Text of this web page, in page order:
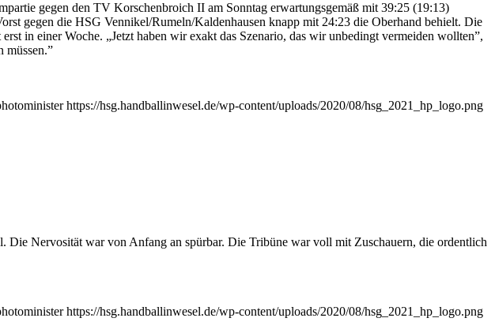
gegen den TV Korschenbroich II am Sonntag erwartungsgemäß mit 39:25 (19:13)
gegen die HSG Vennikel/Rumeln/Kaldenhausen knapp mit 24:23 die Oberhand behielt. Die
in einer Woche. „Jetzt haben wir exakt das Szenario, das wir unbedingt vermeiden wollten”,
müssen.”
https://hsg.handballinwesel.de/wp-content/uploads/2020/08/hsg_2021_hp_logo.png
Nervosität war von Anfang an spürbar. Die Tribüne war voll mit Zuschauern, die ordentlich
https://hsg.handballinwesel.de/wp-content/uploads/2020/08/hsg_2021_hp_logo.png